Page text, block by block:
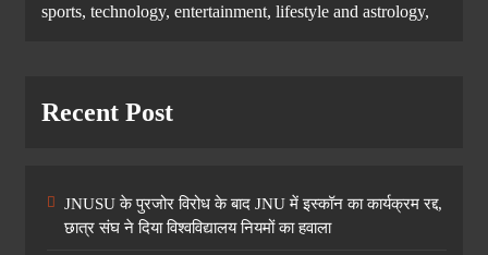
sports, technology, entertainment, lifestyle and astrology,
Recent Post
JNUSU के पुरजोर विरोध के बाद JNU में इस्कॉन का कार्यक्रम रद्द,
छात्र संघ ने दिया विश्वविद्यालय नियमों का हवाला